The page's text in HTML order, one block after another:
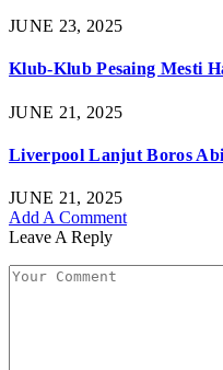
JUNE 23, 2025
Klub-Klub Pesaing Mesti
JUNE 21, 2025
Liverpool Lanjut Boros
JUNE 21, 2025
Add A Comment
Leave A Reply